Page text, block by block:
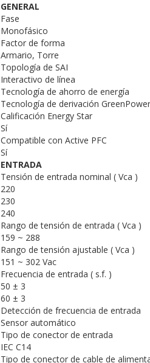
GENERAL
Fase
Monofásico
Factor de forma
Armario, Torre
Topología de SAI
Interactivo de línea
Tecnología de ahorro de energía
Tecnología de derivación
Calificación Energy Star
Sí
Compatible con Active PFC
Sí
ENTRADA
Tensión de entrada nominal ( Vca )
220
230
240
Rango de tensión de entrada ( Vca )
159 ~ 288
Rango de tensión ajustable ( Vca )
151 ~ 302 Vac
Frecuencia de entrada ( s.f. )
50 ± 3
60 ± 3
Detección de frecuencia de entrada
Sensor automático
Tipo de conector de entrada
IEC C14
Tipo de conector de cable de